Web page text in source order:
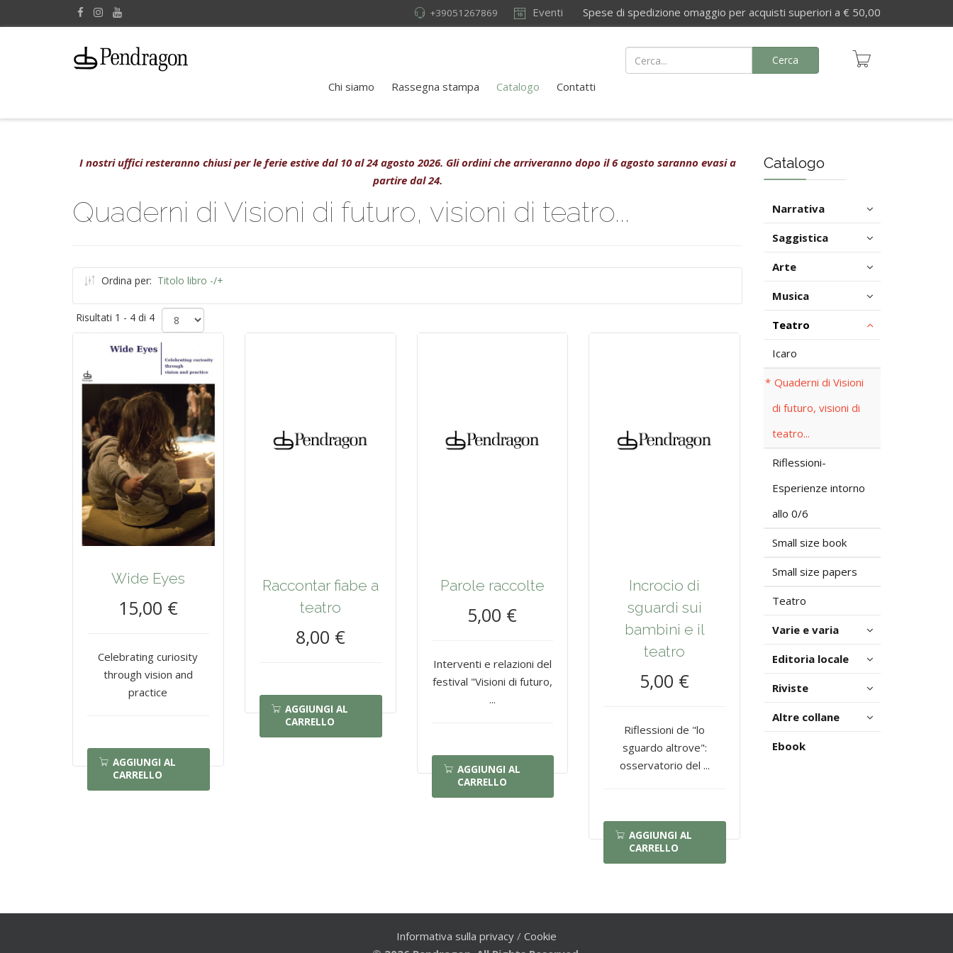
Eventi Spese di spedizione omaggio per acquisti superiori a € 50,00
+39051267869
Chi siamo Rassegna stampa Catalogo Contatti
Cerca
I nostri uffici resteranno chiusi per le ferie estive dal 10 al 24 agosto 2026. Gli ordini che arriveranno dopo il 6 agosto saranno evasi a
partire dal 24.
Quaderni di Visioni di futuro, visioni di teatro...
Ordina per: Titolo libro -/+
Risultati 1 - 4 di 4
Wide Eyes
15,00 €
Celebrating curiosity
through vision and
practice
AGGIUNGI AL
CARRELLO
Raccontar fiabe a
teatro
8,00 €
AGGIUNGI AL
CARRELLO
Parole raccolte
5,00 €
Interventi e relazioni del
festival "Visioni di futuro,
...
AGGIUNGI AL
CARRELLO
Incrocio di
sguardi sui
bambini e il
teatro
5,00 €
Riflessioni de "lo
sguardo altrove":
osservatorio del ...
AGGIUNGI AL
CARRELLO
Catalogo
Narrativa
Saggistica
Arte
Musica
Teatro
Icaro
Quaderni di Visioni
di futuro, visioni di
teatro...
Riflessioni-
Esperienze intorno
allo 0/6
Small size book
Small size papers
Teatro
Varie e varia
Editoria locale
Riviste
Altre collane
Ebook
Informativa sulla privacy / Cookie